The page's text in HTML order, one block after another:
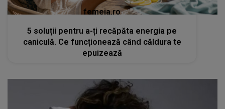
femeia.ro
5 soluții pentru a-ți recăpăta energia pe
caniculă. Ce funcționează când căldura te
epuizează